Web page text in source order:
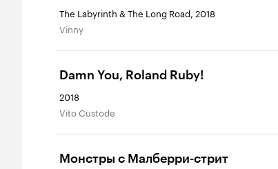
The Labyrinth & The Long Road, 2018
Vinny
Damn You, Roland Ruby!
2018
Vito Custode
Монстры с Малберри-стрит